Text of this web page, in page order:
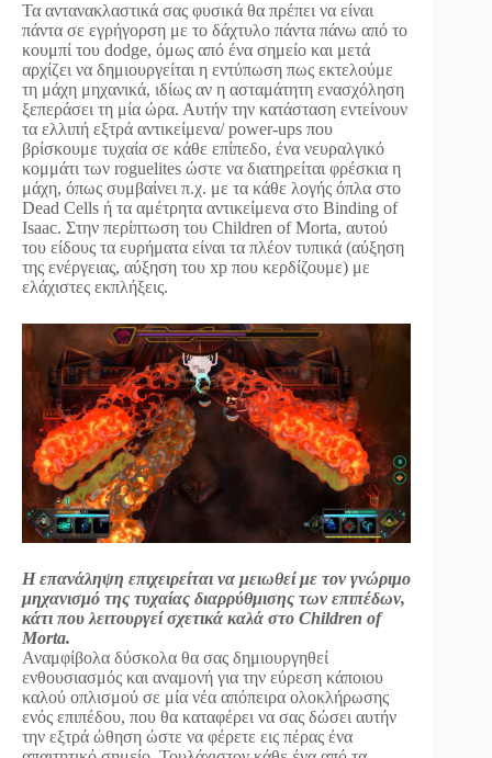
Τα αντανακλαστικά σας φυσικά θα πρέπει να είναι
πάντα σε εγρήγορση με το δάχτυλο πάντα πάνω από το
κουμπί του dodge, όμως από ένα σημείο και μετά
αρχίζει να δημιουργείται η εντύπωση πως εκτελούμε
τη μάχη μηχανικά, ιδίως αν η ασταμάτητη ενασχόληση
ξεπεράσει τη μία ώρα. Αυτήν την κατάσταση εντείνουν
τα ελλιπή εξτρά αντικείμενα/ power-ups που
βρίσκουμε τυχαία σε κάθε επίπεδο, ένα νευραλγικό
κομμάτι των roguelites ώστε να διατηρείται φρέσκια η
μάχη, όπως συμβαίνει π.χ. με τα κάθε λογής όπλα στο
Dead Cells ή τα αμέτρητα αντικείμενα στο Binding of
Isaac. Στην περίπτωση του Children of Morta, αυτού
του είδους τα ευρήματα είναι τα πλέον τυπικά (αύξηση
της ενέργειας, αύξηση του xp που κερδίζουμε) με
ελάχιστες εκπλήξεις.
Η επανάληψη επιχειρείται να μειωθεί με τον γνώριμο
μηχανισμό της τυχαίας διαρρύθμισης των επιπέδων,
κάτι που λειτουργεί σχετικά καλά στο Children of
Morta.
Αναμφίβολα δύσκολα θα σας δημιουργηθεί
ενθουσιασμός και αναμονή για την εύρεση κάποιου
καλού οπλισμού σε μία νέα απόπειρα ολοκλήρωσης
ενός επιπέδου, που θα καταφέρει να σας δώσει αυτήν
την εξτρά ώθηση ώστε να φέρετε εις πέρας ένα